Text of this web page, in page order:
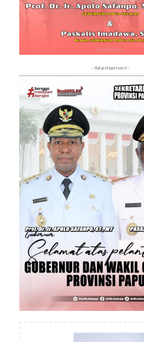
- Advertisement -